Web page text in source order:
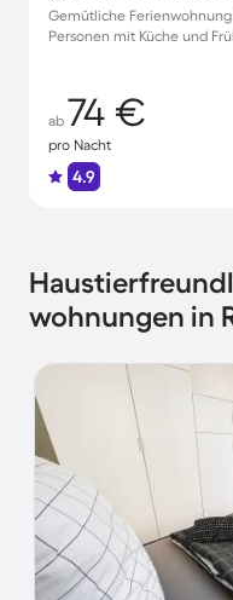
Gemütliche
Personen mit Küche und
ab 74 €
pro Nacht
4.9
wohnungen in